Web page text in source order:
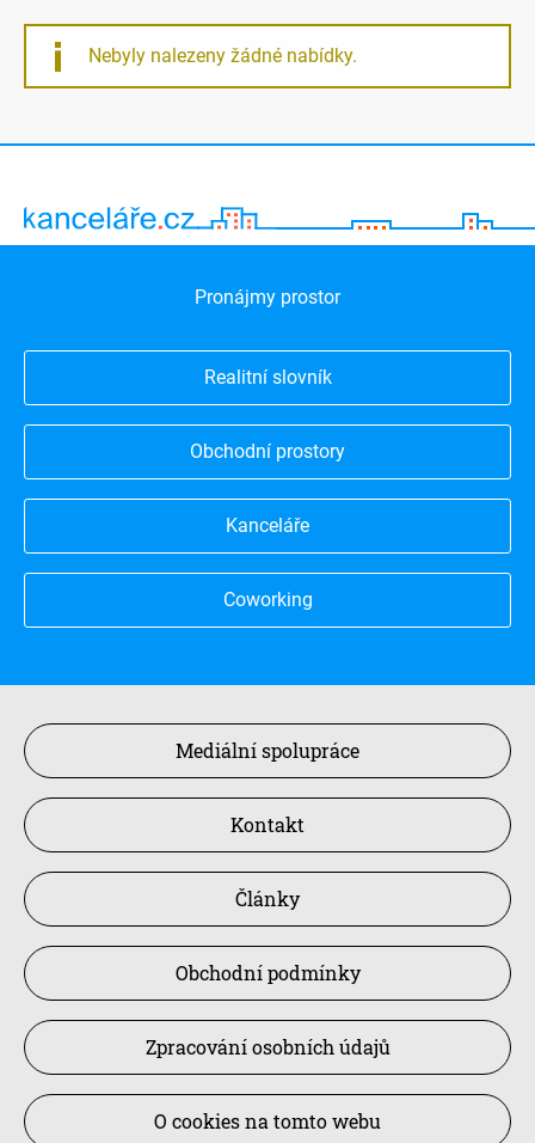
Nebyly nalezeny žádné nabídky.
Pronájmy prostor
Realitní slovník
Obchodní prostory
Kanceláře
Coworking
Mediální spolupráce
Kontakt
Články
Obchodní podmínky
Zpracování osobních údajů
O cookies na tomto webu